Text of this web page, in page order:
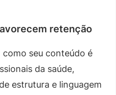
retenção
seu conteúdo é
da saúde,
estrutura e linguagem